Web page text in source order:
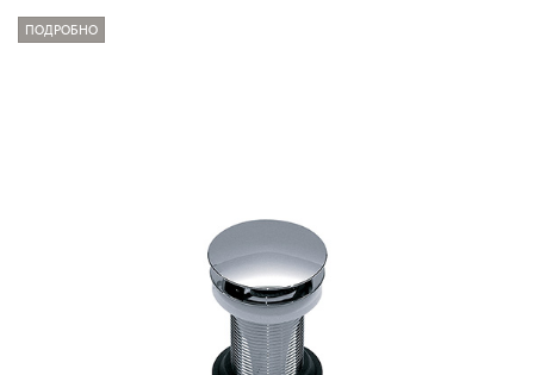
ПОДРОБНО